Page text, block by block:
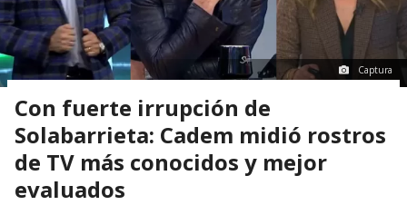
Captura
Con fuerte irrupción de
Solabarrieta: Cadem midió rostros
de TV más conocidos y mejor
evaluados